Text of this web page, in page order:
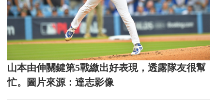
山本由伸關鍵第5戰繳出好表現，透露隊友很幫
忙。圖片來源：達志影像